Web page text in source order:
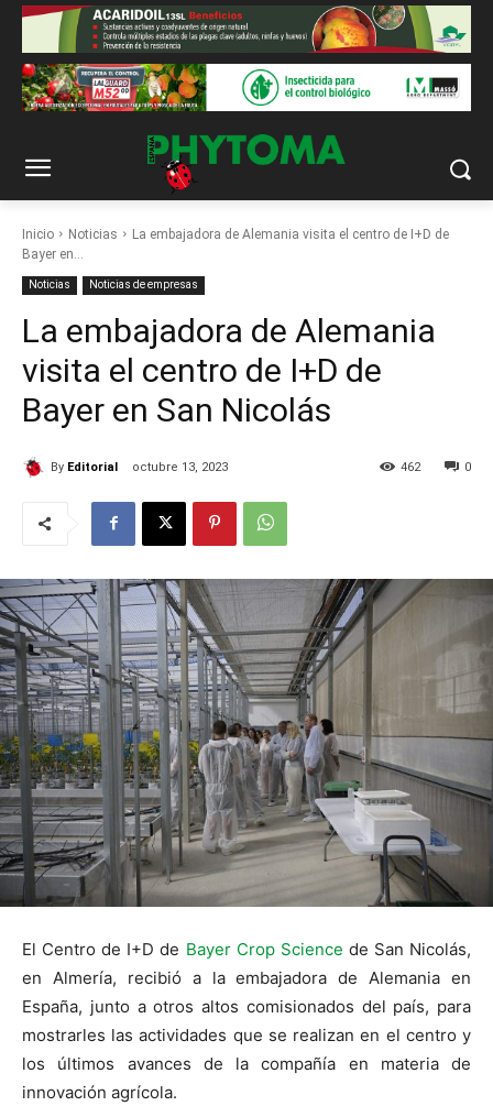
Inicio Noticias
La embajadora de Alemania visita el centro de I+D de
Bayer en...
Noticias Noticias de empresas
La embajadora de Alemania
visita el centro de I+D de
Bayer en San Nicolás
By Editorial octubre 13, 2023 0
462
El Centro de I+D de Bayer Crop Science de San Nicolás,
en Almería, recibió a la embajadora de Alemania en
España, junto a otros altos comisionados del país, para
mostrarles las actividades que se realizan en el centro y
los últimos avances de la compañía en materia de
innovación agrícola.